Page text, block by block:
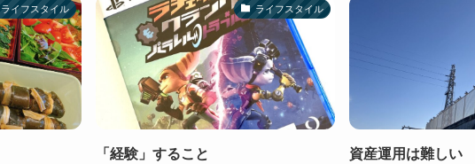
ライフスタイル ライフスタイル
「経験」すること 資産運用は難しい